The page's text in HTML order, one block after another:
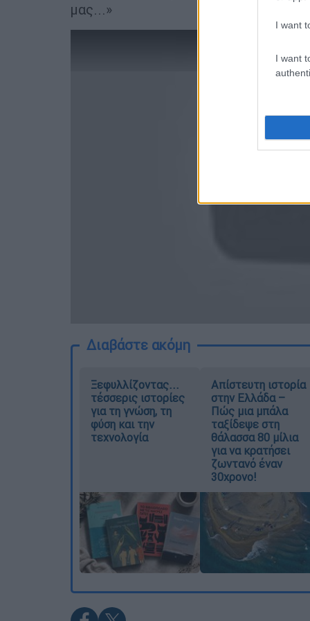
I want
I want
μας...»
Διαβάστε ακόμη
Ξεφυλλίζοντας...
τέσσερις ιστορίες
για τη γνώση, τη
φύση και την
τεχνολογία
Απίστευτη ιστορία
στην Ελλάδα –
Πώς μια μπάλα
ταξίδεψε στη
θάλασσα 80 μίλια
για να κρατήσει
ζωντανό έναν
30χρονο!